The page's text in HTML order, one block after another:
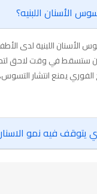
الأسنان اللبنيه؟
الأسنان اللبنية لدى
ستسقط في وقت لاحق
الفوري يمنع انتشار
يتوقف فيه نمو